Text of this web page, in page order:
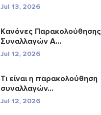
Jul 13, 2026
Κανόνες Παρακολούθησης
Συναλλαγών A...
Jul 12, 2026
Τι είναι η παρακολούθηση
συναλλαγών...
Jul 12, 2026